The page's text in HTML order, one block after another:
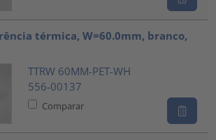
térmica, W=60.0mm, branco,
TTRW 60MM-PET-WH
556-00137
Comparar